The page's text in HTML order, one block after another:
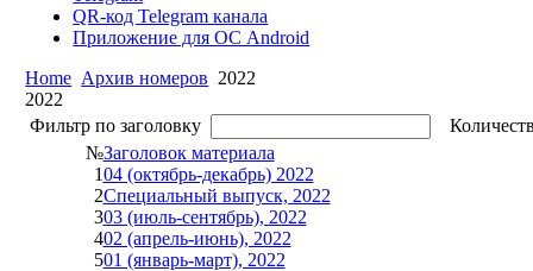
QR-код Telegram канала
Приложение для ОС Android
Home Архив номеров 2022
2022
Фильтр по заголовку
№Заголовок материала
104 (октябрь-декабрь) 2022
2Специальный выпуск, 2022
303 (июль-сентябрь), 2022
402 (апрель-июнь), 2022
501 (январь-март), 2022